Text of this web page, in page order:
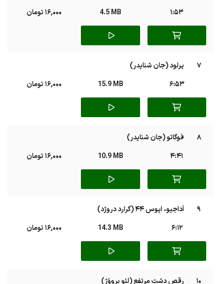
1:53
4.5 MB 16,000 تومان
7
پرلود (جان شنایدر)
6:53
15.9 MB 16,000 تومان
8
فوگاتو (جان شنایدر)
4:41
10.9 MB 16,000 تومان
9
آداجیو، اپوس 44 (گرارد دروژد)
6:12
14.3 MB 16,000 تومان
10
رقص دشت مرتفع (لئو بروؤژ)